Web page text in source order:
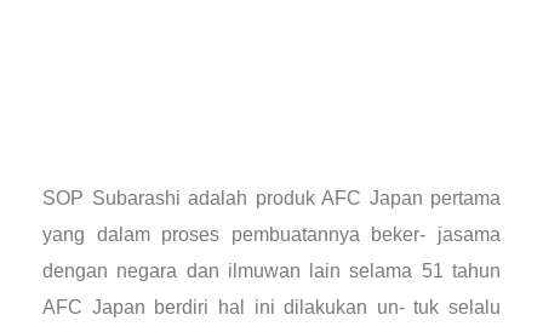
SOP Subarashi adalah produk AFC Japan pertama
yang dalam proses pembuatannya beker- jasama
dengan negara dan ilmuwan lain selama 51 tahun
AFC Japan berdiri hal ini dilakukan un- tuk selalu